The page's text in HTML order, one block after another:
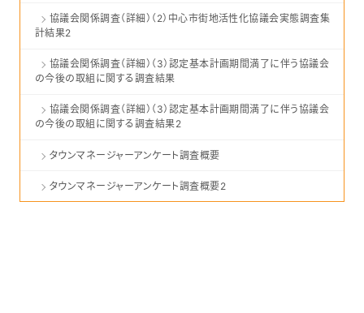
協議会関係調査（詳細）（2）中心市街地活性化協議会実態調査集
計結果2
協議会関係調査（詳細）（3）認定基本計画期間満了に伴う協議会
の今後の取組に関する調査結果
協議会関係調査（詳細）（3）認定基本計画期間満了に伴う協議会
の今後の取組に関する調査結果2
タウンマネージャーアンケート調査概要
タウンマネージャーアンケート調査概要2